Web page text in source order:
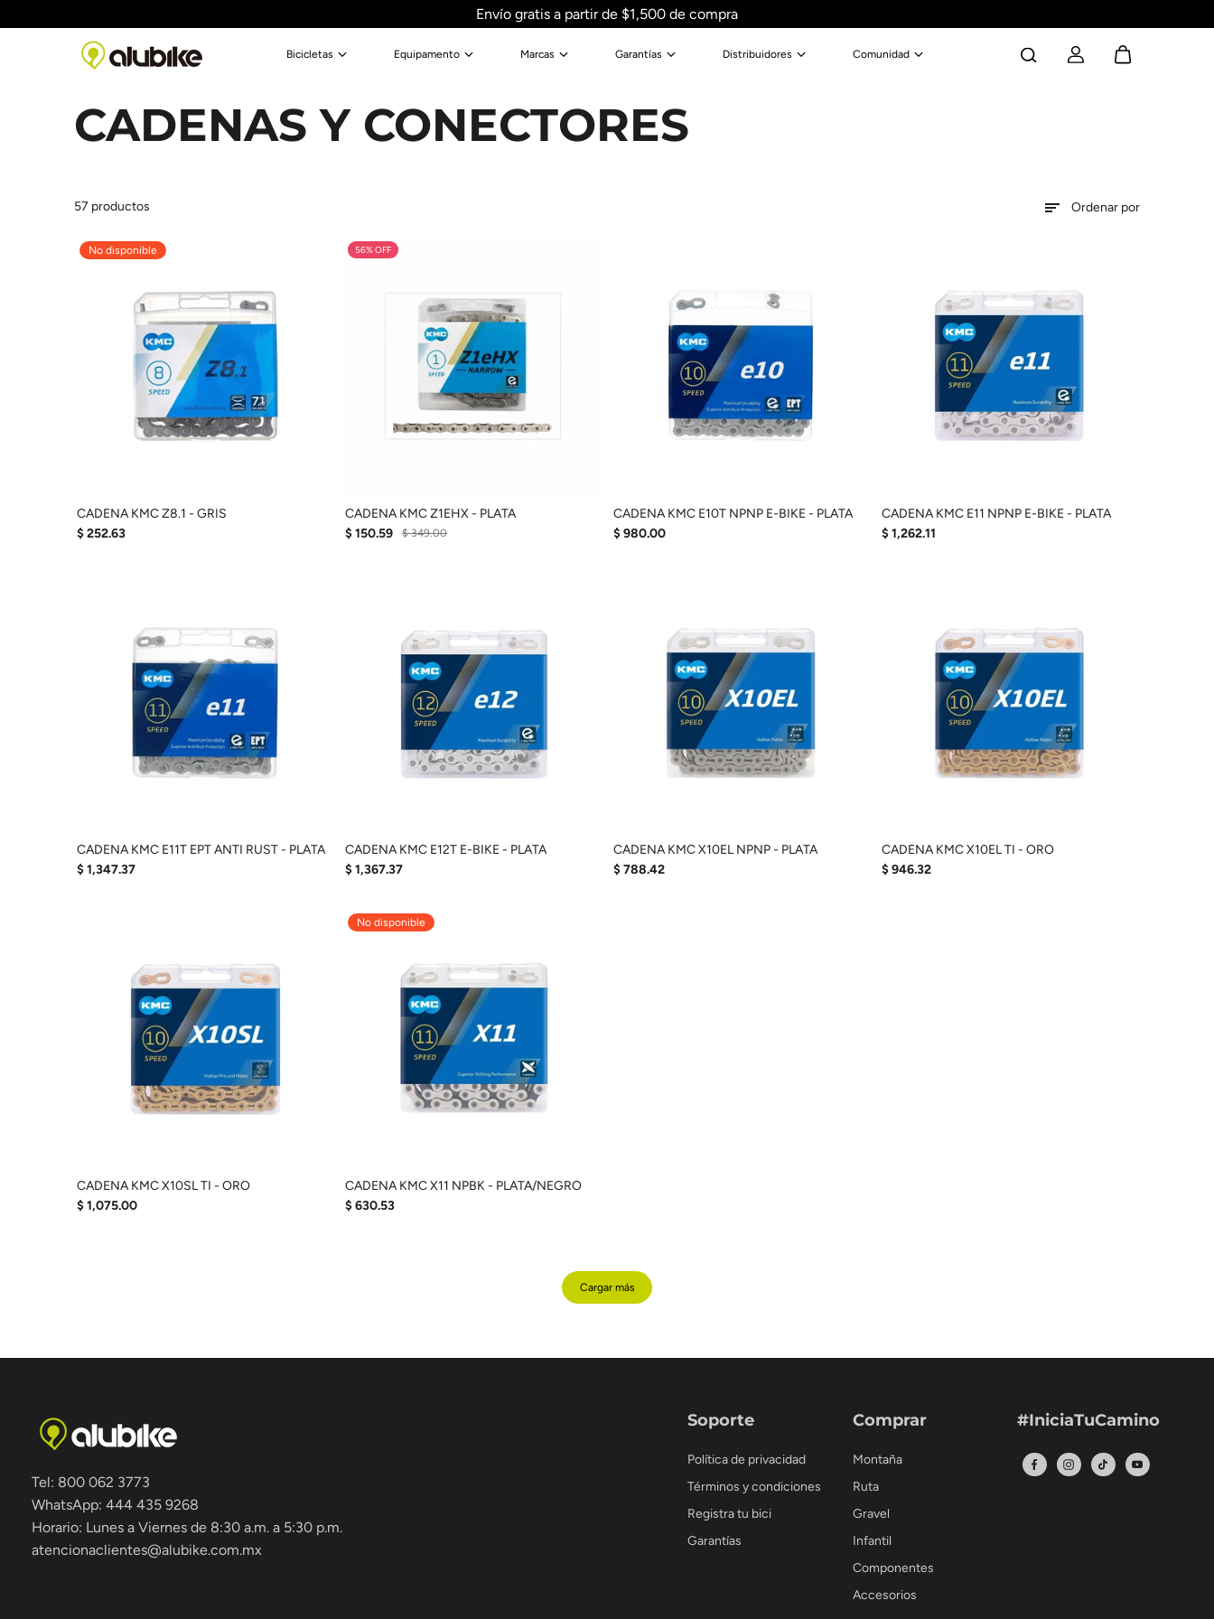
Envío gratis a partir de $1,500 de compra
Bicicletas Equipamento Marcas Garantías Distribuidores Comunidad
CADENAS Y CONECTORES
57 productos Ordenar por
No disponible
CADENA KMC Z8.1 - GRIS
$ 252.63
56% OFF
CADENA KMC Z1EHX - PLATA
$ 150.59
$ 349.00
CADENA KMC E10T NPNP E-BIKE - PLATA
$ 980.00
CADENA KMC E11 NPNP E-BIKE - PLATA
$ 1,262.11
CADENA KMC E11T EPT ANTI RUST - PLATA
$ 1,347.37
CADENA KMC E12T E-BIKE - PLATA
$ 1,367.37
CADENA KMC X10EL NPNP - PLATA
$ 788.42
CADENA KMC X10EL TI - ORO
$ 946.32
CADENA KMC X10SL TI - ORO
$ 1,075.00
No disponible
CADENA KMC X11 NPBK - PLATA/NEGRO
$ 630.53
Cargar más
Tel: 800 062 3773
WhatsApp: 444 435 9268
Horario: Lunes a Viernes de 8:30 a.m. a 5:30 p.m.
atencionaclientes@alubike.com.mx
Soporte
Política de privacidad
Términos y condiciones
Registra tu bici
Garantías
Comprar
Montaña
Ruta
Gravel
Infantil
Componentes
Accesorios
#IniciaTuCamino